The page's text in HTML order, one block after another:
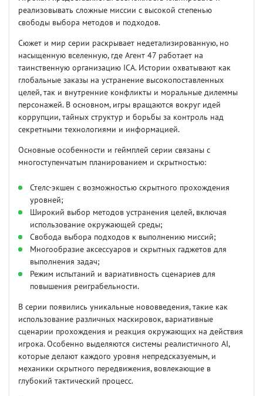
реализовывать сложные миссии с высокой степенью
свободы выбора методов и подходов.
Сюжет и мир серии раскрывает недетализированную, но
насыщенную вселенную, где Агент 47 работает на
таинственную организацию ICA. Истории охватывают как
глобальные заказы на устранение высокопоставленных
целей, так и внутренние конфликты и моральные дилеммы
персонажей. В основном, игры вращаются вокруг идей
коррупции, тайных структур и борьбы за контроль над
секретными технологиями и информацией.
Основные особенности и геймплей серии связаны с
многоступенчатым планированием и скрытностью:
Стелс-экшен с возможностью скрытного прохождения
уровней;
Широкий выбор методов устранения целей, включая
использование окружающей среды;
Свобода выбора подходов к выполнению миссий;
Многообразие аксессуаров и скрытных гаджетов для
выполнения задач;
Режим испытаний и вариативность сценариев для
повышения реиграбельности.
В серии появились уникальные нововведения, такие как
использование различных маскировок, вариативные
сценарии прохождения и реакция окружающих на действия
игрока. Особенно выделяются системы реалистичного AI,
которые делают каждого уровня непредсказуемым, и
механики скрытного передвижения, вовлекающие в
глубокий тактический процесс.